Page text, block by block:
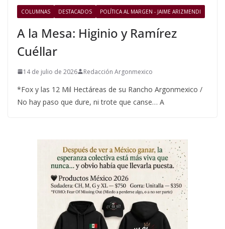
COLUMNAS DESTACADOS POLÍTICA AL MARGEN - JAIME ARIZMENDI
A la Mesa: Higinio y Ramírez
Cuéllar
14 de julio de 2026 Redacción Argonmexico
*Fox y las 12 Mil Hectáreas de su Rancho Argonmexico /
No hay paso que dure, ni trote que canse… A